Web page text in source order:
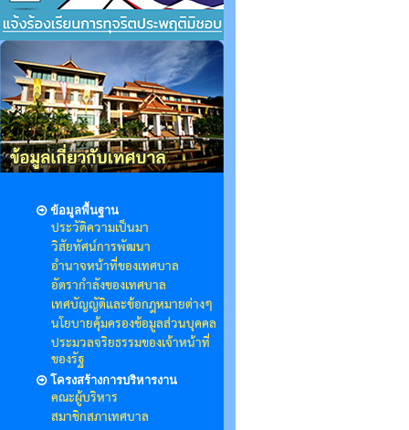
ข้อมูลพื้นฐาน
ประวัติความเป็นมา
วิสัยทัศน์การพัฒนา
อำนาจหน้าที่ของเทศบาล
อัตรากำลังของเทศบาล
เทศบัญญัติและข้อกฎหมายต่างๆ
นโยบายคุ้มครองข้อมูลส่วนบุคคล
ประมวลจริยธรรมของเจ้าหน้าที่
ของรัฐ
โครงสร้างการบริหารงาน
คณะผู้บริหาร
สมาชิกสภาเทศบาล